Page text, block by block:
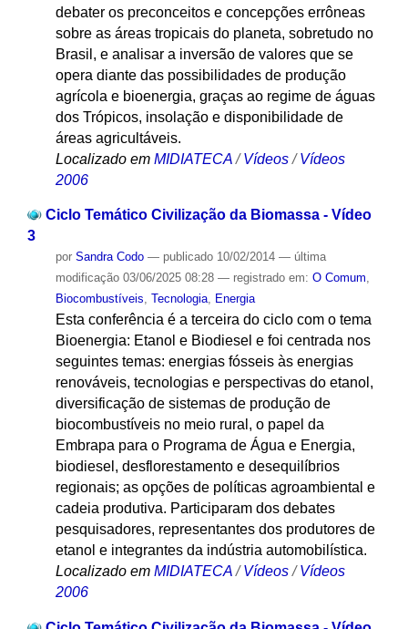
debater os preconceitos e concepções errôneas
sobre as áreas tropicais do planeta, sobretudo no
Brasil, e analisar a inversão de valores que se
opera diante das possibilidades de produção
agrícola e bioenergia, graças ao regime de águas
dos Trópicos, insolação e disponibilidade de
áreas agricultáveis.
Localizado em MIDIATECA /Vídeos /Vídeos
2006
Ciclo Temático Civilização da Biomassa - Vídeo
3
por Sandra Codo — publicado10/02/2014 — última
modificação03/06/2025 08:28 — registrado em: O Comum,
Biocombustíveis, Tecnologia, Energia
Esta conferência é a terceira do ciclo com o tema
Bioenergia: Etanol e Biodiesel e foi centrada nos
seguintes temas: energias fósseis às energias
renováveis, tecnologias e perspectivas do etanol,
diversificação de sistemas de produção de
biocombustíveis no meio rural, o papel da
Embrapa para o Programa de Água e Energia,
biodiesel, desflorestamento e desequilíbrios
regionais; as opções de políticas agroambiental e
cadeia produtiva. Participaram dos debates
pesquisadores, representantes dos produtores de
etanol e integrantes da indústria automobilística.
Localizado em MIDIATECA /Vídeos /Vídeos
2006